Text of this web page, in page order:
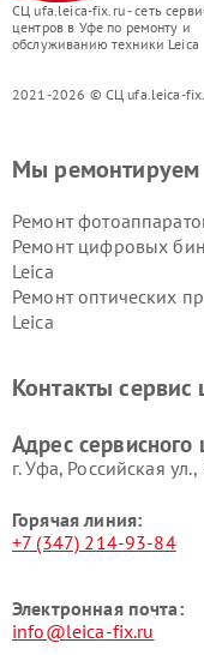
СЦ ufa.leica-fix.ru - сеть
центров в Уфе по ремонту и
обслуживанию техники Leica
2021-2026 © СЦ ufa.leica-
Мы ремонтируем
Ремонт
Ремонт цифровых
Leica
Ремонт оптических
Leica
Контакты сервис
Адрес сервисного
г. Уфа, Российская ул.,
Горячая линия:
+7 (347) 214-93-84
Электронная почта:
info@leica-fix.ru